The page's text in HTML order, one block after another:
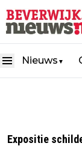
Nieuws ▼
Expositie